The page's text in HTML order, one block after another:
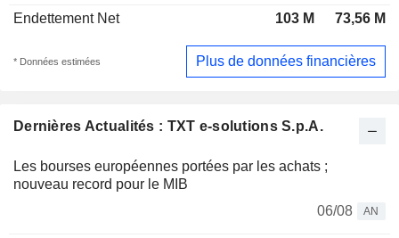
Dernières Actualités : TXT e-solutions S.p.A.
Les bourses européennes portées par les achats ;
nouveau record pour le MIB
06/08
AN
Endettement Net
103 M 73,56 M
* Données estimées Plus de données financières